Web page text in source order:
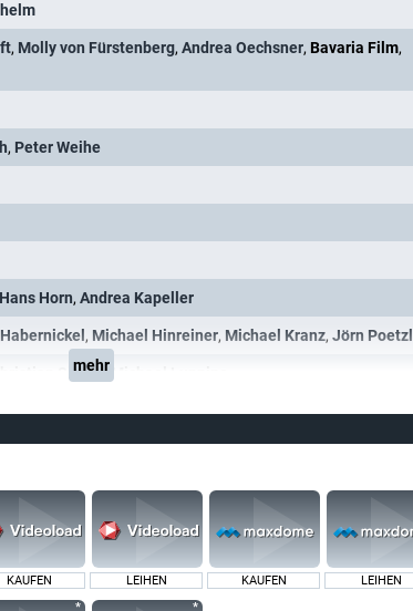
, Molly von Fürstenberg, Andrea Oechsner, Bavaria Film,
, Peter Weihe
Hans Horn, Andrea Kapeller
, Michael Hinreiner, Michael Kranz, Jörn Poetzl
Christian Singer,
mehr
KAUFEN LEIHEN KAUFEN LEIHEN